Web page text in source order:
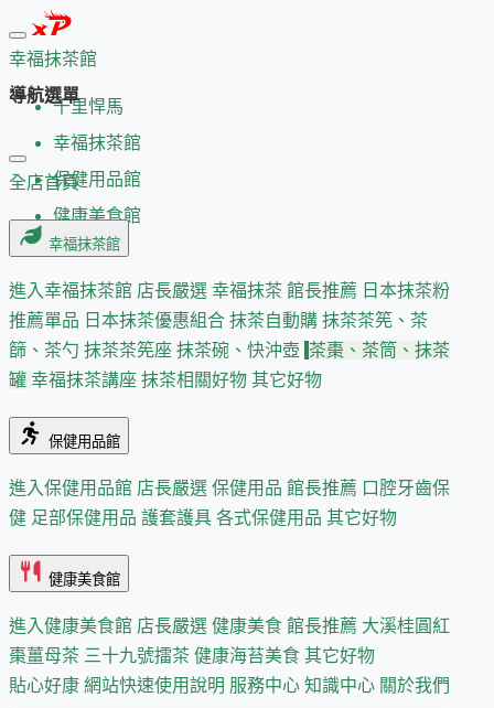
幸福抹茶館
千里悍馬
幸福抹茶館
保健用品館
健康美食館
導航選單
全店首頁
幸福抹茶館
進入幸福抹茶館 店長嚴選 幸福抹茶 館長推薦 日本抹茶粉
推薦單品 日本抹茶優惠組合 抹茶自動購 抹茶茶筅、茶
篩、茶勺 抹茶茶筅座 抹茶碗、快沖壺 茶棗、茶筒、抹茶
罐 幸福抹茶講座 抹茶相關好物 其它好物
保健用品館
進入保健用品館 店長嚴選 保健用品 館長推薦 口腔牙齒保
健 足部保健用品 護套護具 各式保健用品 其它好物
健康美食館
進入健康美食館 店長嚴選 健康美食 館長推薦 大溪桂圓紅
棗薑母茶 三十九號擂茶 健康海苔美食 其它好物
貼心好康 網站快速使用說明 服務中心 知識中心 關於我們